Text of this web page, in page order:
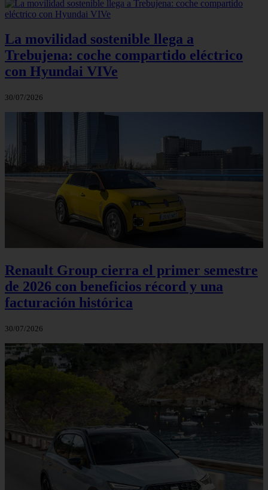
La movilidad sostenible llega a
Trebujena: coche compartido eléctrico
con Hyundai VIVe
30/07/2026
Renault Group cierra el primer semestre
de 2026 con beneficios récord y una
facturación histórica
30/07/2026